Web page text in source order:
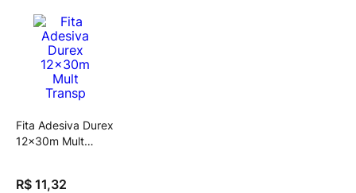
Fita Adesiva Durex
12x30m Mult
R$ 11,32